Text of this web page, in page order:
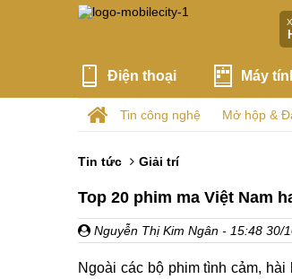
Điện thoại Máy
Tin công nghệ Mở hộp &
Tin tức Giải trí
Top 20 phim ma Việt Nam
Nguyễn Thị Kim Ngân - 15:48 30/
Ngoài các bộ phim tình cảm, hài